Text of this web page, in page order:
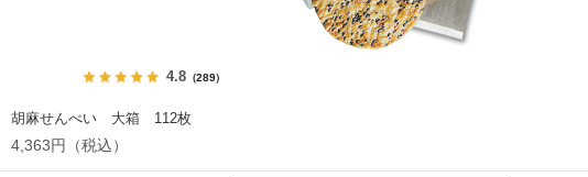
4.8（289）
胡麻せんべい 大箱 112枚
4,363円（税込）